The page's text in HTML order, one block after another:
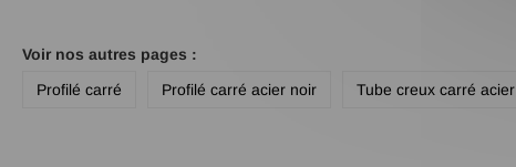
Voir nos autres pages :
Profilé carré
Profilé carré acier noir Tube creux carré acier